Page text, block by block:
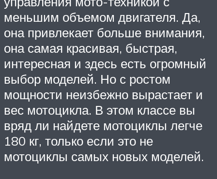
меньшим объемом двигателя. Да,
она привлекает больше внимания,
она самая красивая, быстрая,
интересная и здесь есть огромный
выбор моделей. Но с ростом
мощности неизбежно вырастает и
вес мотоцикла. В этом классе вы
вряд ли найдете мотоциклы легче
180 кг, только если это не
мотоциклы самых новых моделей.